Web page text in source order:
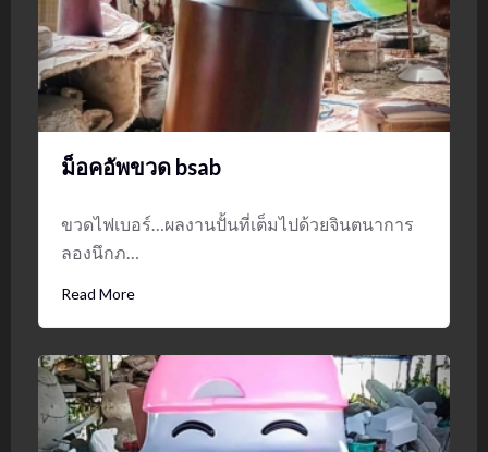
ม็อคอัพขวด bsab
ขวดไฟเบอร์…ผลงานปั้นที่เต็มไปด้วยจินตนาการ
ลองนึกภ…
Read More